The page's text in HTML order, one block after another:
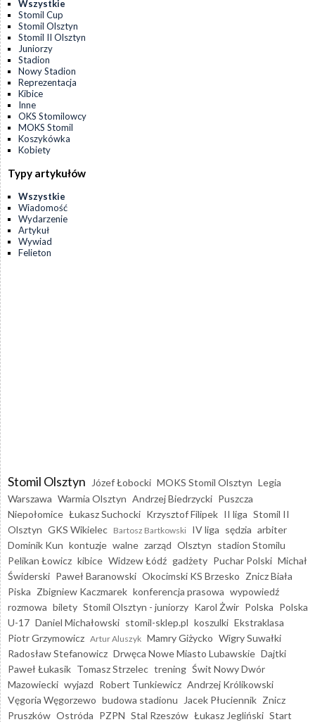
Wszystkie
Stomil Cup
Stomil Olsztyn
Stomil II Olsztyn
Juniorzy
Stadion
Nowy Stadion
Reprezentacja
Kibice
Inne
OKS Stomilowcy
MOKS Stomil
Koszykówka
Kobiety
Typy artykułów
Wszystkie
Wiadomość
Wydarzenie
Artykuł
Wywiad
Felieton
Stomil Olsztyn Józef Łobocki MOKS Stomil Olsztyn Legia
Warszawa Warmia Olsztyn Andrzej Biedrzycki Puszcza
Niepołomice Łukasz Suchocki Krzysztof Filipek II liga Stomil II
Olsztyn GKS Wikielec Bartosz Bartkowski IV liga sędzia arbiter
Dominik Kun kontuzje walne zarząd Olsztyn stadion Stomilu
Pelikan Łowicz kibice Widzew Łódź gadżety Puchar Polski Michał
Świderski Paweł Baranowski Okocimski KS Brzesko Znicz Biała
Piska Zbigniew Kaczmarek konferencja prasowa wypowiedź
rozmowa bilety Stomil Olsztyn - juniorzy Karol Żwir Polska Polska
U-17 Daniel Michałowski stomil-sklep.pl koszulki Ekstraklasa
Piotr Grzymowicz Artur Aluszyk Mamry Giżycko Wigry Suwałki
Radosław Stefanowicz Drwęca Nowe Miasto Lubawskie Dajtki
Paweł Łukasik Tomasz Strzelec trening Świt Nowy Dwór
Mazowiecki wyjazd Robert Tunkiewicz Andrzej Królikowski
Vęgoria Węgorzewo budowa stadionu Jacek Płuciennik Znicz
Pruszków Ostróda PZPN Stal Rzeszów Łukasz Jegliński Start